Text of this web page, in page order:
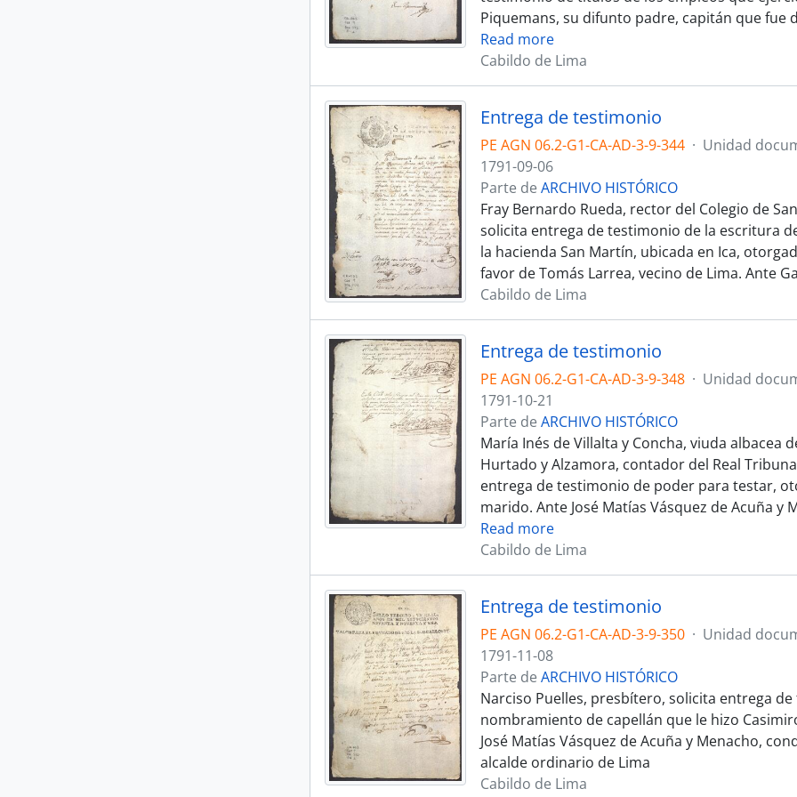
Piquemans, su difunto padre, capitán que fue
Read more
Cabildo de Lima
Entrega de testimonio
PE AGN 06.2-G1-CA-AD-3-9-344 · Unidad
1791-09-06
Parte de ARCHIVO HISTÓRICO
Fray Bernardo Rueda, rector del Colegio de
solicita entrega de testimonio de la escritura
la hacienda San Martín, ubicada en Ica,
favor de Tomás Larrea, vecino de Lima. Ante
Cabildo de Lima
Entrega de testimonio
PE AGN 06.2-G1-CA-AD-3-9-348 · Unidad
1791-10-21
Parte de ARCHIVO HISTÓRICO
María Inés de Villalta y Concha, viuda albacea
Hurtado y Alzamora, contador del Real
entrega de testimonio de poder para testar,
marido. Ante José Matías Vásquez de Acuña y
Read more
Cabildo de Lima
Entrega de testimonio
PE AGN 06.2-G1-CA-AD-3-9-350 · Unidad
1791-11-08
Parte de ARCHIVO HISTÓRICO
Narciso Puelles, presbítero, solicita entrega
nombramiento de capellán que le hizo
José Matías Vásquez de Acuña y Menacho,
alcalde ordinario de Lima
Cabildo de Lima